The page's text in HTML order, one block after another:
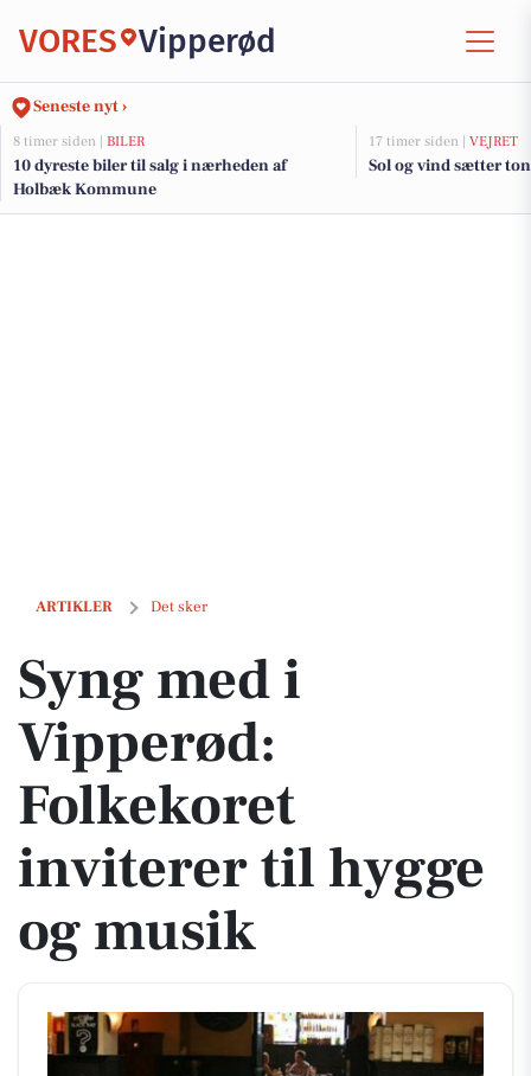
VORES Vipperød
Seneste nyt ›
8 timer siden | BILER
10 dyreste biler til salg i nærheden af
Holbæk Kommune
17 timer siden | VEJRET
Sol og vind sætter
ARTIKLER Det sker
Syng med i Vipperød: Folkekoret inviterer til hygge og musik
Syng med i
Vipperød:
Folkekoret
inviterer til hygge
og musik